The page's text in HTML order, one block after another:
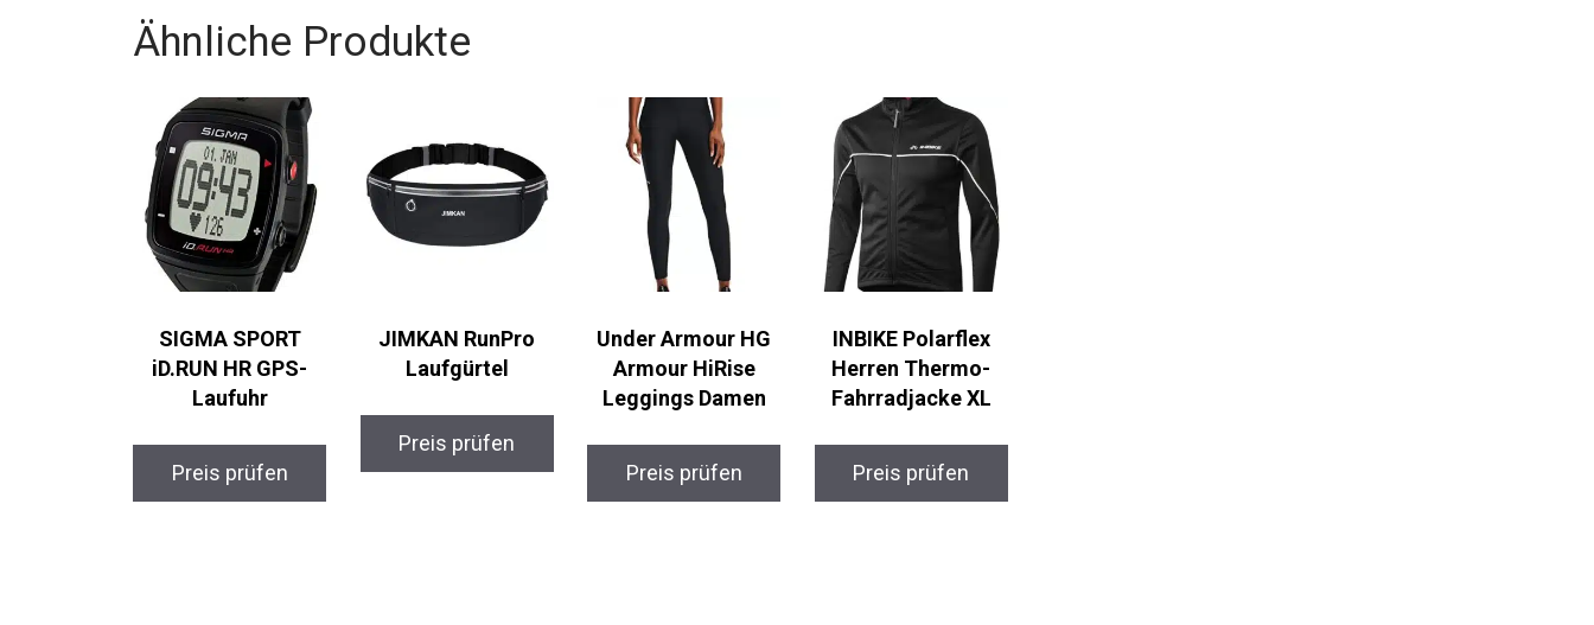
und gleichzeitig stylish aussieht, wirst du mit diesem Modell sehr zufrieden sein.
Ähnliche Produkte
SIGMA SPORT
Under Armour HG
INBIKE Polarflex